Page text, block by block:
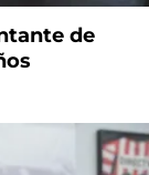
de